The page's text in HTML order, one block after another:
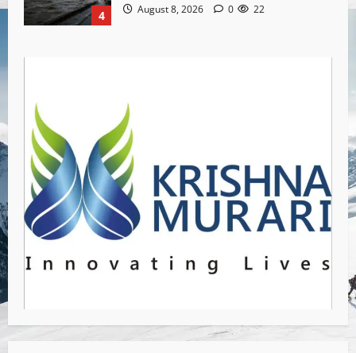
4 August 8, 2026 0 22